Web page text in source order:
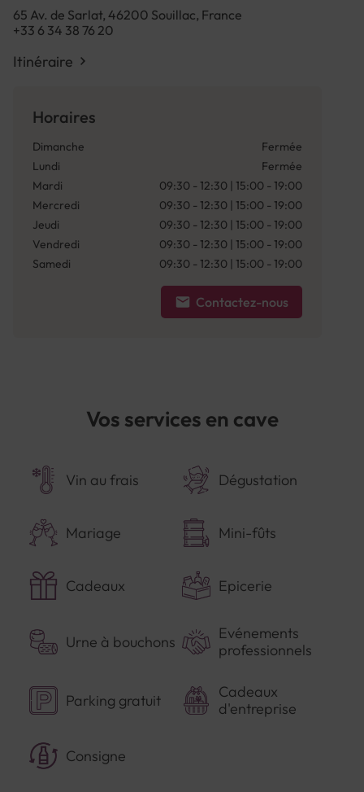
65 Av. de Sarlat, 46200 Souillac, France
+33 6 34 38 76 20
Itinéraire
Horaires
Dimanche
Fermée
Lundi
Fermée
Mardi
09:30 - 12:30 | 15:00 - 19:00
Mercredi
09:30 - 12:30 | 15:00 - 19:00
Jeudi
09:30 - 12:30 | 15:00 - 19:00
Vendredi
09:30 - 12:30 | 15:00 - 19:00
Samedi
09:30 - 12:30 | 15:00 - 19:00
Contactez-nous
Vos services en cave
Vin au frais Dégustation
Mariage Mini-fûts
Cadeaux Epicerie
Urne à bouchons
Evénements
professionnels
Parking gratuit
Cadeaux
d'entreprise
Consigne